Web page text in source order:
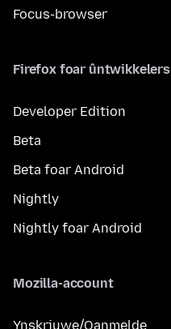
Focus-browser
Firefox foar ûntwikkelers
Developer Edition
Beta
Beta foar Android
Nightly
Nightly foar Android
Mozilla-account
Ynskriuwe/Oanmelde